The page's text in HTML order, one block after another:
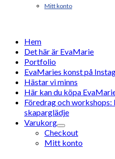
Mitt konto
Hem
Det här är EvaMarie
Portfolio
EvaMaries konst på
Hästar vi minns
Här kan du köpa
Föredrag och
skaparglädje
Varukorg
Checkout
Mitt konto